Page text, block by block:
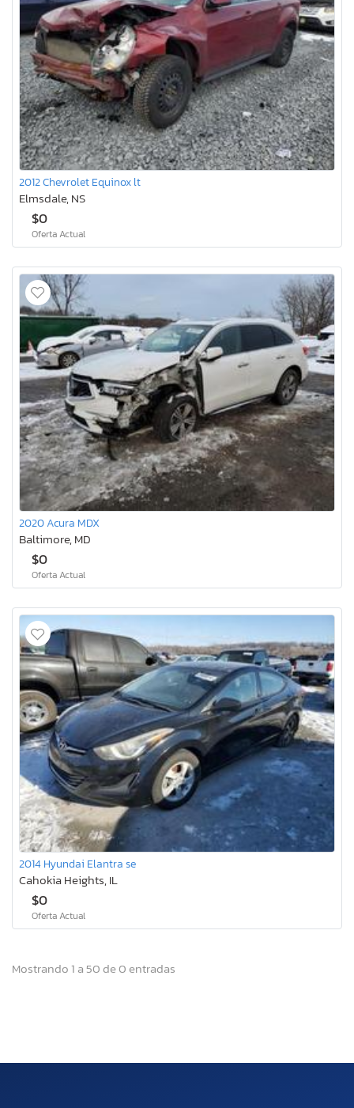
2012 Chevrolet Equinox lt
Elmsdale, NS
$0
Oferta Actual
2020 Acura MDX
Baltimore, MD
$0
Oferta Actual
2014 Hyundai Elantra se
Cahokia Heights, IL
$0
Oferta Actual
Mostrando 1 a 50 de 0 entradas